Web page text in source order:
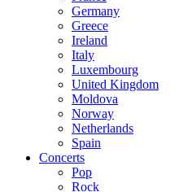
Germany
Greece
Ireland
Italy
Luxembourg
United Kingdom
Moldova
Norway
Netherlands
Spain
Concerts
Pop
Rock